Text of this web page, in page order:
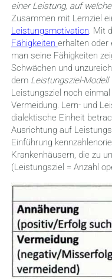
einer Leistung, auf
Zusammen mit Lernziel
Leistungsmotivation. Mit
Fähigkeiten erhalten oder
man seine Fähigkeiten
Schwächen und
dem Leistungsziel-Modell
Leistungsziel noch
Vermeidung. Lern- und
dialektische Einheit
Ausrichtung auf
Einführung
Krankenhäusern, die zu
(Leistungsziel = Anzahl